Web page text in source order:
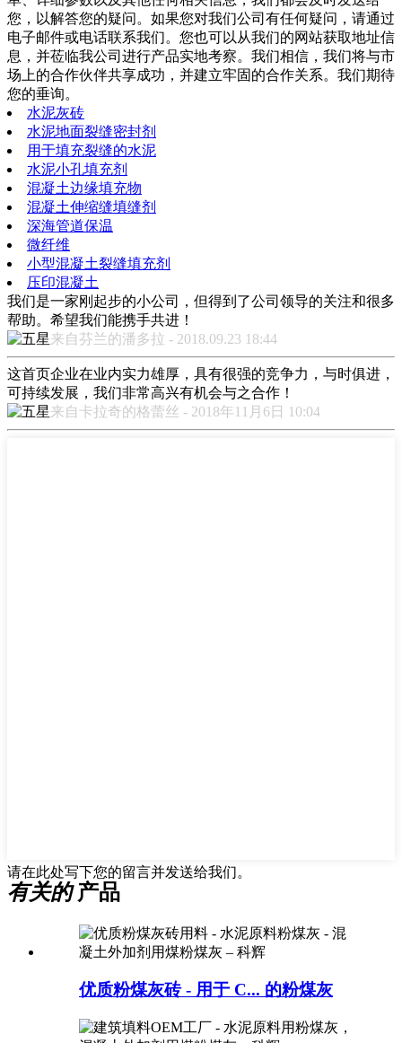
您，以解答您的疑问。如果您对我们公司有任何疑问，请通过
电子邮件或电话联系我们。您也可以从我们的网站获取地址信
息，并莅临我公司进行产品实地考察。我们相信，我们将与市
场上的合作伙伴共享成功，并建立牢固的合作关系。我们期待
您的垂询。
水泥灰砖
水泥地面裂缝密封剂
用于填充裂缝的水泥
水泥小孔填充剂
混凝土边缘填充物
混凝土伸缩缝填缝剂
深海管道保温
微纤维
小型混凝土裂缝填充剂
压印混凝土
我们是一家刚起步的小公司，但得到了公司领导的关注和很多
帮助。希望我们能携手共进！
来自芬兰的潘多拉 - 2018.09.23 18:44
这首页企业在业内实力雄厚，具有很强的竞争力，与时俱进，
可持续发展，我们非常高兴有机会与之合作！
来自卡拉奇的格蕾丝 - 2018年11月6日 10:04
请在此处写下您的留言并发送给我们。
有关的产品
优质粉煤灰砖 - 用于 C... 的粉煤灰